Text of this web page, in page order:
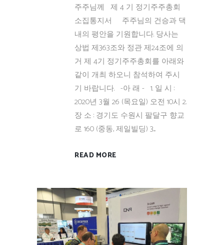
주주님께 제 4 기 정기주주총회
소집통지서 주주님의 건승과 댁
내의 평안을 기원합니다. 당사는
상법 제363조와 정관 제24조에 의
거 제 4기 정기주주총회를 아래와
같이 개최 하오니 참석하여 주시
기 바랍니다. -아 래 - 1. 일 시 :
2020년 3월 26 (목요일) 오전 10시 2.
장 소 : 경기도 수원시 팔달구 향교
로 160 (중동, 제일빌딩) 3....
READ MORE